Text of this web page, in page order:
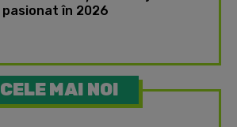
pasionat în 2026
CELE MAI NOI